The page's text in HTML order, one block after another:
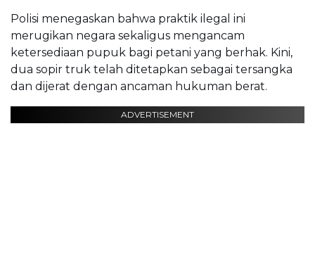
Polisi menegaskan bahwa praktik ilegal ini
merugikan negara sekaligus mengancam
ketersediaan pupuk bagi petani yang berhak. Kini,
dua sopir truk telah ditetapkan sebagai tersangka
dan dijerat dengan ancaman hukuman berat.
ADVERTISEMENT